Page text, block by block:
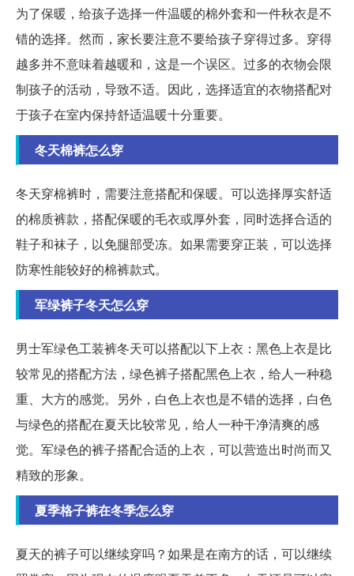
为了保暖，给孩子选择一件温暖的棉外套和一件秋衣是不
错的选择。然而，家长要注意不要给孩子穿得过多。穿得
越多并不意味着越暖和，这是一个误区。过多的衣物会限
制孩子的活动，导致不适。因此，选择适宜的衣物搭配对
于孩子在室内保持舒适温暖十分重要。
冬天棉裤怎么穿
冬天穿棉裤时，需要注意搭配和保暖。可以选择厚实舒适
的棉质裤款，搭配保暖的毛衣或厚外套，同时选择合适的
鞋子和袜子，以免腿部受冻。如果需要穿正装，可以选择
防寒性能较好的棉裤款式。
军绿裤子冬天怎么穿
男士军绿色工装裤冬天可以搭配以下上衣：黑色上衣是比
较常见的搭配方法，绿色裤子搭配黑色上衣，给人一种稳
重、大方的感觉。另外，白色上衣也是不错的选择，白色
与绿色的搭配在夏天比较常见，给人一种干净清爽的感
觉。军绿色的裤子搭配合适的上衣，可以营造出时尚而又
精致的形象。
夏季格子裤在冬季怎么穿
夏天的裤子可以继续穿吗？如果是在南方的话，可以继续